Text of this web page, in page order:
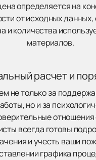
определяется на
от исходных данных,
и количества
материалов.
расчет и
не только за
но и за
всегда готовы
и учесть ваши
графика